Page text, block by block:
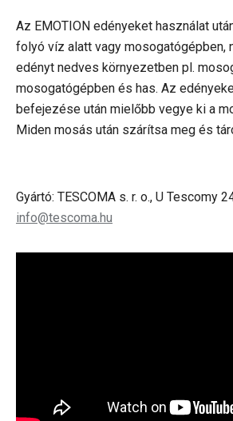
Az EMOTION edényeket használat
folyó víz alatt vagy mosogatógépben,
edényt nedves környezetben pl.
mosogatógépben és has. Az
befejezése után mielőbb vegye ki a
Miden mosás után szárítsa meg és
Gyártó: TESCOMA s. r. o., U Tescomy
info@tescoma.hu